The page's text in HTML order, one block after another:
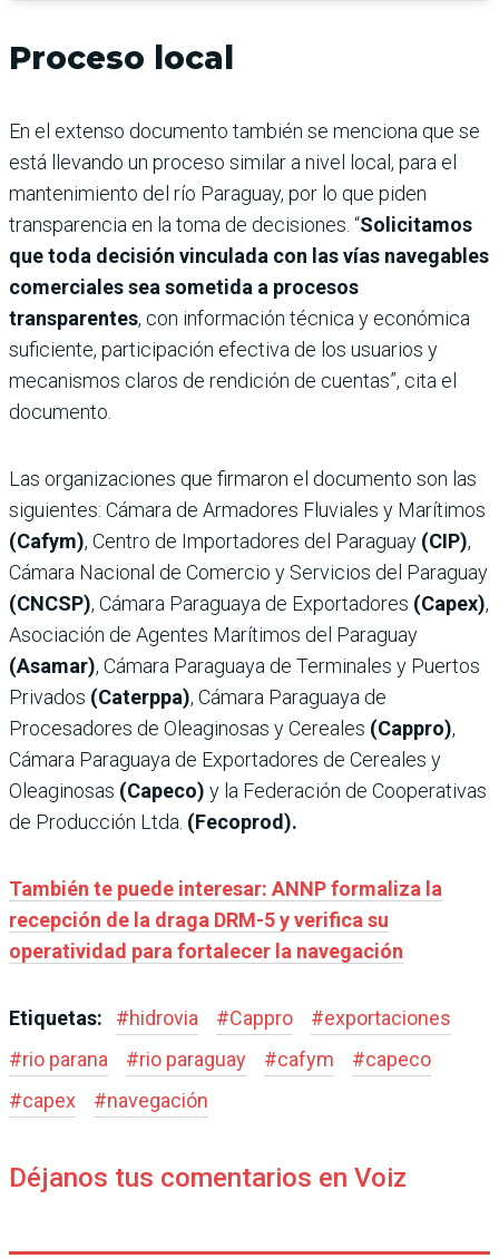
Proceso local
En el extenso documento también se menciona que se
está llevando un proceso similar a nivel local, para el
mantenimiento del río Paraguay, por lo que piden
transparencia en la toma de decisiones. “Solicitamos
que toda decisión vinculada con las vías navegables
comerciales sea sometida a procesos
transparentes, con información técnica y económica
suficiente, participación efectiva de los usuarios y
mecanismos claros de rendición de cuentas”, cita el
documento.
Las organizaciones que firmaron el documento son las
siguientes: Cámara de Armadores Fluviales y Marítimos
(Cafym), Centro de Importadores del Paraguay (CIP),
Cámara Nacional de Comercio y Servicios del Paraguay
(CNCSP), Cámara Paraguaya de Exportadores (Capex),
Asociación de Agentes Marítimos del Paraguay
(Asamar), Cámara Paraguaya de Terminales y Puertos
Privados (Caterppa), Cámara Paraguaya de
Procesadores de Oleaginosas y Cereales (Cappro),
Cámara Paraguaya de Exportadores de Cereales y
Oleaginosas (Capeco) y la Federación de Cooperativas
de Producción Ltda. (Fecoprod).
También te puede interesar: ANNP formaliza la
recepción de la draga DRM-5 y verifica su
operatividad para fortalecer la navegación
Etiquetas: #hidrovia #Cappro #exportaciones
#rio parana #rio paraguay #cafym #capeco
#capex #navegación
Déjanos tus comentarios en Voiz